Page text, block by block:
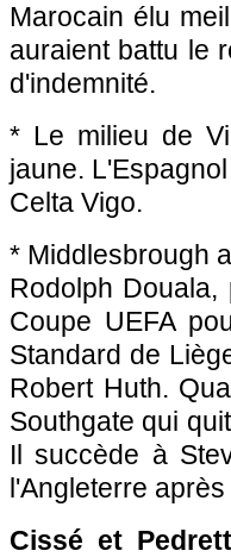
Marocain élu
auraient battu le
d'indemnité.
* Le milieu de
jaune.
Celta Vigo.
* Middlesbrough
Rodolph
Coupe UEFA
Standard de
Robert Huth.
Southgate qui
Il succède à
l'Angleterre
Cissé et